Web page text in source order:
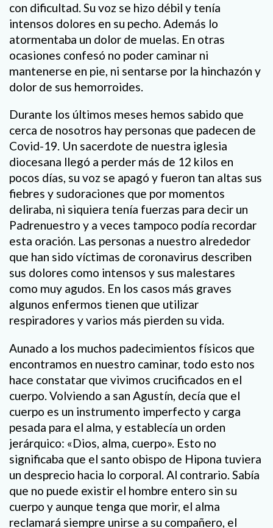
con dificultad. Su voz se hizo débil y tenía
intensos dolores en su pecho. Además lo
atormentaba un dolor de muelas. En otras
ocasiones confesó no poder caminar ni
mantenerse en pie, ni sentarse por la hinchazón y
dolor de sus hemorroides.
Durante los últimos meses hemos sabido que
cerca de nosotros hay personas que padecen de
Covid-19. Un sacerdote de nuestra iglesia
diocesana llegó a perder más de 12 kilos en
pocos días, su voz se apagó y fueron tan altas sus
fiebres y sudoraciones que por momentos
deliraba, ni siquiera tenía fuerzas para decir un
Padrenuestro y a veces tampoco podía recordar
esta oración. Las personas a nuestro alrededor
que han sido víctimas de coronavirus describen
sus dolores como intensos y sus malestares
como muy agudos. En los casos más graves
algunos enfermos tienen que utilizar
respiradores y varios más pierden su vida.
Aunado a los muchos padecimientos físicos que
encontramos en nuestro caminar, todo esto nos
hace constatar que vivimos crucificados en el
cuerpo. Volviendo a san Agustín, decía que el
cuerpo es un instrumento imperfecto y carga
pesada para el alma, y establecía un orden
jerárquico: «Dios, alma, cuerpo». Esto no
significaba que el santo obispo de Hipona tuviera
un desprecio hacia lo corporal. Al contrario. Sabía
que no puede existir el hombre entero sin su
cuerpo y aunque tenga que morir, el alma
reclamará siempre unirse a su compañero, el